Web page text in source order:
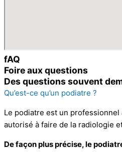
fAQ
Foire aux questions
Des questions souvent
Qu’est-ce qu’un podiatre ?
Le podiatre est un
autorisé à faire de la radiologie
De façon plus précise, le